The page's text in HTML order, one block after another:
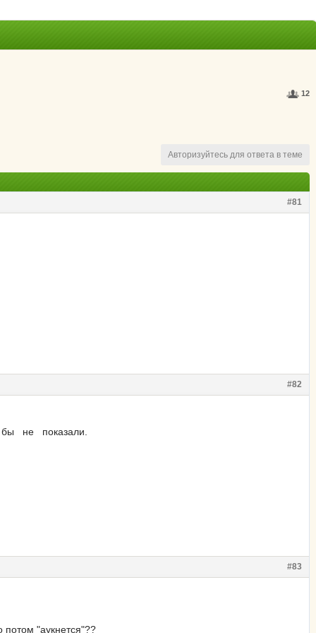
12
Авторизуйтесь для ответа в теме
#81
#82
не показали.
#83
потом "аукнется"??